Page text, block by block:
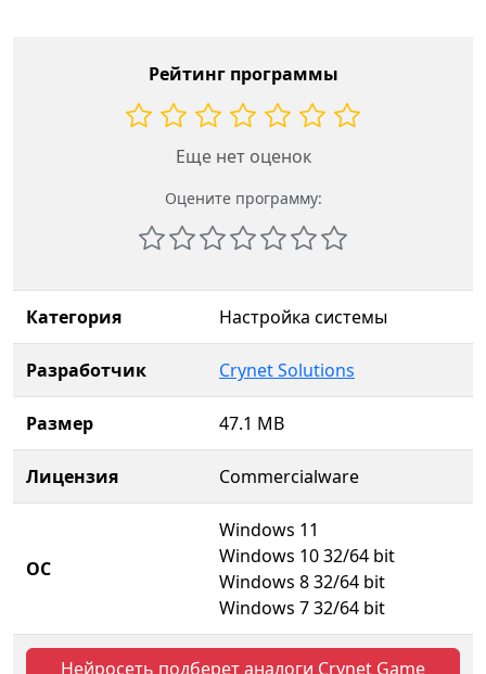
Рейтинг программы
Еще нет оценок
Оцените программу:
Категория Настройка системы
Разработчик Crynet Solutions
Размер 47.1 MB
Лицензия Commercialware
ОС
Windows 11
Windows 10 32/64 bit
Windows 8 32/64 bit
Windows 7 32/64 bit
Нейросеть подберет аналоги Crynet Game